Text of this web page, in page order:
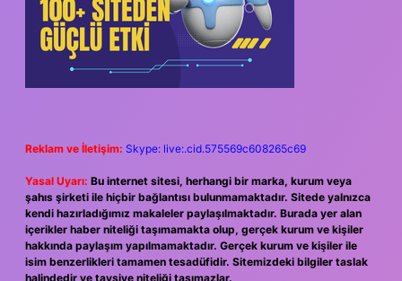
Reklam ve İletişim: Skype: live:.cid.575569c608265c69
Yasal Uyarı: Bu internet sitesi, herhangi bir marka, kurum veya
şahıs şirketi ile hiçbir bağlantısı bulunmamaktadır. Sitede yalnızca
kendi hazırladığımız makaleler paylaşılmaktadır. Burada yer alan
içerikler haber niteliği taşımamakta olup, gerçek kurum ve kişiler
hakkında paylaşım yapılmamaktadır. Gerçek kurum ve kişiler ile
isim benzerlikleri tamamen tesadüfidir. Sitemizdeki bilgiler taslak
halindedir ve tavsiye niteliği taşımazlar.